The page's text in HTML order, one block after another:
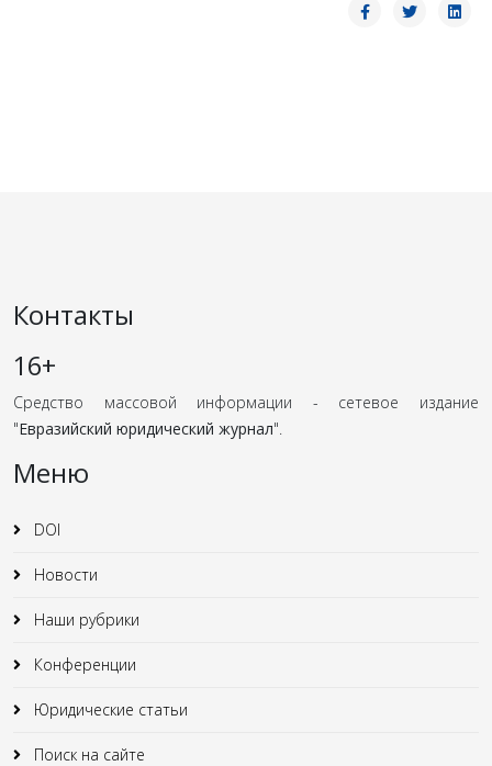
Контакты
16+
Средство массовой информации - сетевое издание
"Евразийский юридический журнал".
Меню
DOI
Новости
Наши рубрики
Конференции
Юридические статьи
Поиск на сайте